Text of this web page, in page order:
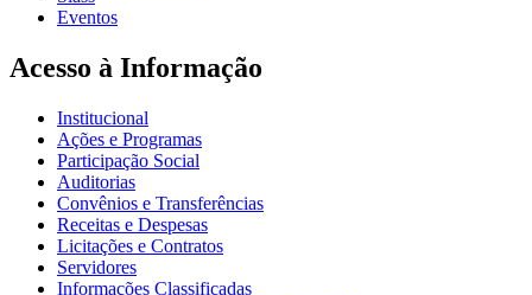
Eventos
Acesso à Informação
Institucional
Ações e Programas
Participação Social
Auditorias
Convênios e Transferências
Receitas e Despesas
Licitações e Contratos
Servidores
Informações Classificadas